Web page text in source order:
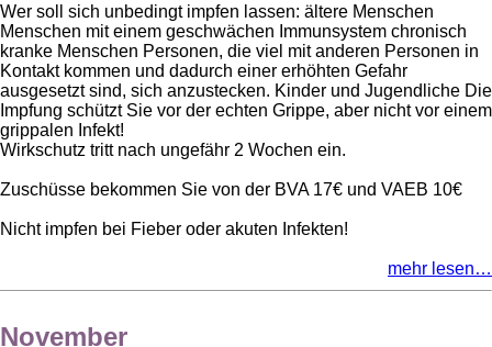
Wer soll sich unbedingt impfen lassen: ältere Menschen
Menschen mit einem geschwächen Immunsystem chronisch
kranke Menschen Personen, die viel mit anderen Personen in
Kontakt kommen und dadurch einer erhöhten Gefahr
ausgesetzt sind, sich anzustecken. Kinder und Jugendliche Die
Impfung schützt Sie vor der echten Grippe, aber nicht vor einem
grippalen Infekt!
Wirkschutz tritt nach ungefähr 2 Wochen ein.
Zuschüsse bekommen Sie von der BVA 17€ und VAEB 10€
Nicht impfen bei Fieber oder akuten Infekten!
mehr lesen…
November